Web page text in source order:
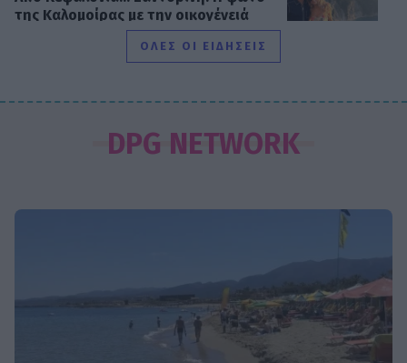
της Καλομοίρας με την οικογένειά
«Τον είδα μπροστά μου, λαμπερό…»
- Πώς η Αγγελική Ηλιάδη είδε τον
ενοχλητικοί μπορείτε να γίνετε;»
ΟΛΕΣ ΟΙ ΕΙΔΗΣΕΙΣ
DPG NETWORK